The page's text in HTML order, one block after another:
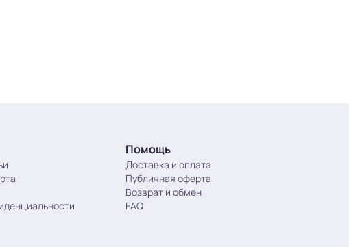
Помощь
Доставка и оплата
Публичная оферта
Возврат и обмен
FAQ